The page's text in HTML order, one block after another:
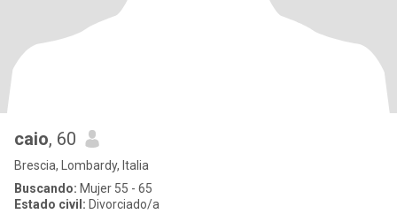
caio, 60
Brescia, Lombardy, Italia
Buscando: Mujer 55 - 65
Estado civil: Divorciado/a